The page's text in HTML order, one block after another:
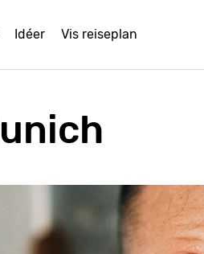
Idéer Vis reiseplan